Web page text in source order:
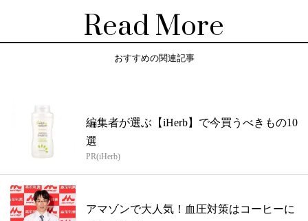
Read More
おすすめの関連記事
編集者が選ぶ【iHerb】で今買うべきもの10
選
PR(iHerb)
アマゾンで大人気！血圧対策はコーヒーに